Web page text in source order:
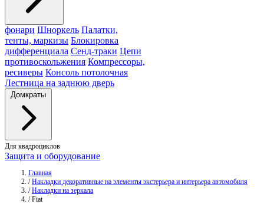
фонари Шноркель Палатки,
тенты, маркизы Блокировка
дифференциала Сенд-траки Цепи
противоскольжения Компрессоры,
ресиверы Консоль потолочная
Лестница на заднюю дверь
Домкраты
Для квадроциклов
Защита и оборудование
Главная
/ Накладки декоративные на элементы экстерьера и интерьера автомобиля
/ Накладки на зеркала
/ Fiat